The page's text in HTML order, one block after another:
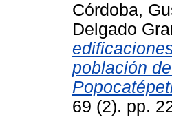
Córdoba,
Delgado
población
69 (2). pp.